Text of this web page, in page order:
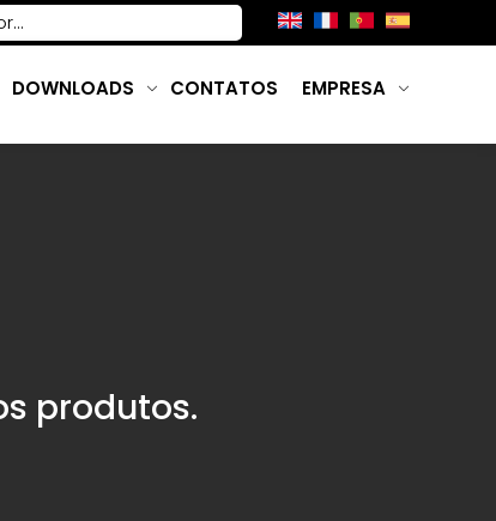
DOWNLOADS CONTATOS EMPRESA
produtos.